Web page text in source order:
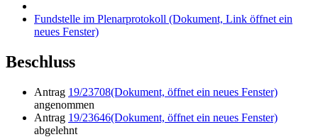
Fundstelle im Plenarprotokoll (Dokument, Link öffnet ein
neues Fenster)
Beschluss
Antrag 19/23708(Dokument, öffnet ein neues Fenster)
angenommen
Antrag 19/23646(Dokument, öffnet ein neues Fenster)
abgelehnt